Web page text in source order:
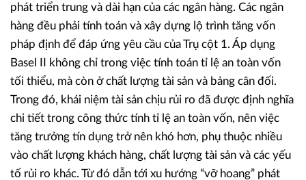
phát triển trung và dài hạn của các ngân hàng. Các ngân
hàng đều phải tính toán và xây dựng lộ trình tăng vốn
pháp định để đáp ứng yêu cầu của Trụ cột 1. Áp dụng
Basel II không chỉ trong việc tính toán tỉ lệ an toàn vốn
tối thiểu, mà còn ở chất lượng tài sản và bảng cân đối.
Trong đó, khái niệm tài sản chịu rủi ro đã được định nghĩa
chi tiết trong công thức tính tỉ lệ an toàn vốn, nên việc
tăng trưởng tín dụng trở nên khó hơn, phụ thuộc nhiều
vào chất lượng khách hàng, chất lượng tài sản và các yếu
tố rủi ro khác. Từ đó dẫn tới xu hướng “vỡ hoang” phát